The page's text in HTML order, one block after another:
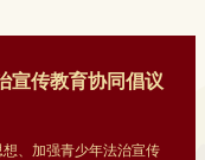
宣传教育协同倡议
、加强青少年法治宣传